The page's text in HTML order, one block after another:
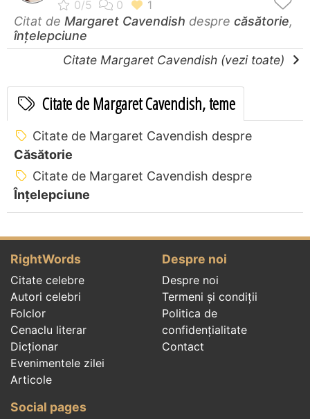
Citat de Margaret Cavendish despre căsătorie,
înțelepciune
Citate Margaret Cavendish (vezi toate)
Citate de Margaret Cavendish, teme
Citate de Margaret Cavendish despre
Căsătorie
Citate de Margaret Cavendish despre
Înțelepciune
RightWords
Citate celebre
Autori celebri
Folclor
Cenaclu literar
Dicționar
Evenimentele zilei
Articole
Despre noi
Despre noi
Termeni și condiții
Politica de
confidenţialitate
Contact
Social pages